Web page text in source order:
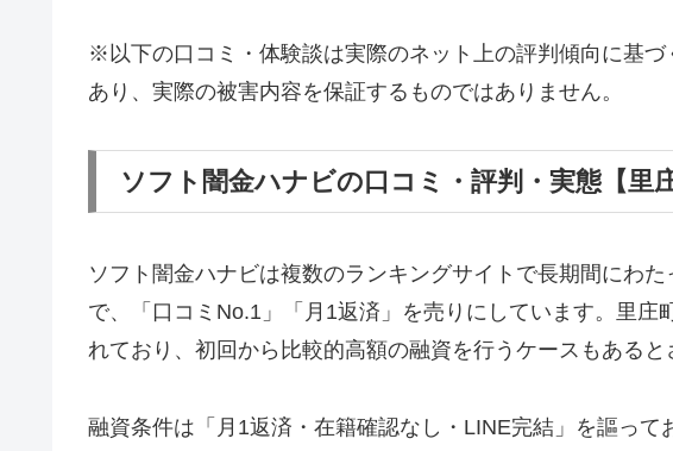
※以下の口コミ・体験談は実際のネット上の評判傾向に基
あり、実際の被害内容を保証するものではありません。
ソフト闇金ハナビの口コミ・評判・実態【里
ソフト闇金ハナビは複数のランキングサイトで長期間にわ
で、「口コミNo.1」「月1返済」を売りにしています。里庄
れており、初回から比較的高額の融資を行うケースもあると
融資条件は「月1返済・在籍確認なし・LINE完結」を謳って